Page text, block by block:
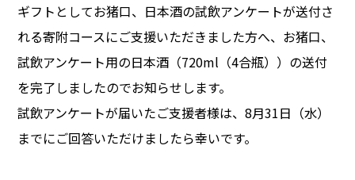
ギフトとしてお猪口、日本酒の試飲アンケートが送付さ
れる寄附コースにご支援いただきました方へ、お猪口、
試飲アンケート用の日本酒（720ml（4合瓶））の送付
を完了しましたのでお知らせします。
試飲アンケートが届いたご支援者様は、8月31日（水）
までにご回答いただけましたら幸いです。